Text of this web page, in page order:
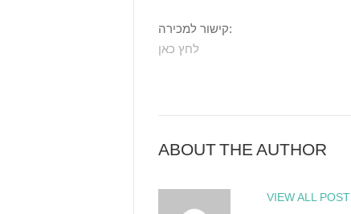
קישור למכירה:
לחץ כאן
ABOUT THE AUTHOR
VIEW ALL